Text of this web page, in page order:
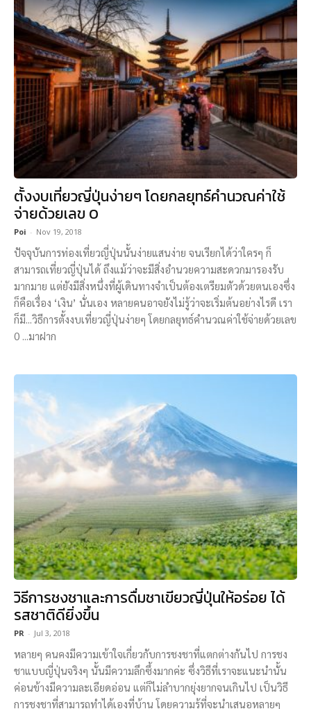
ตั้งงบเที่ยวญี่ปุ่นง่ายๆ โดยกลยุทธ์คำนวณค่าใช้
จ่ายด้วยเลข 0
Poi - Nov 19, 2018
ปัจจุบันการท่องเที่ยวญี่ปุ่นนั้นง่ายแสนง่าย จนเรียกได้ว่าใครๆ ก็
สามารถเที่ยวญี่ปุ่นได้ ถึงแม้ว่าจะมีสิ่งอำนวยความสะดวกมารองรับ
มากมาย แต่ยังมีสิ่งหนึ่งที่ผู้เดินทางจำเป็นต้องเตรียมตัวด้วยตนเองซึ่ง
ก็คือเรื่อง ‘เงิน’ นั่นเอง หลายคนอาจยังไม่รู้ว่าจะเริ่มต้นอย่างไรดี เรา
ก็มี...วิธีการตั้งงบเที่ยวญี่ปุ่นง่ายๆ โดยกลยุทธ์คำนวณค่าใช้จ่ายด้วยเลข
0 ...มาฝาก
วิธีการชงชาและการดื่มชาเขียวญี่ปุ่นให้อร่อย ได้
รสชาติดียิ่งขึ้น
PR - Jul 3, 2018
หลายๆ คนคงมีความเข้าใจเกี่ยวกับการชงชาที่แตกต่างกันไป การชง
ชาแบบญี่ปุ่นจริงๆ นั้นมีความลึกซึ้งมากค่ะ ซึ่งวิธีที่เราจะแนะนำนั้น
ค่อนข้างมีความละเอียดอ่อน แต่ก็ไม่ลำบากยุ่งยากจนเกินไป เป็นวิธี
การชงชาที่สามารถทำได้เองที่บ้าน โดยความรู้ที่จะนำเสนอหลายๆ